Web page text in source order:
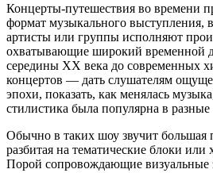
Концерты-путешествия во времени
формат музыкального выступления,
артисты или группы исполняют
охватывающие широкий временной
середины XX века до современных
концертов — дать слушателям
эпохи, показать, как менялась
стилистика была популярна в
Обычно в таких шоу звучит большая
разбитая на тематические блоки или
Порой сопровождающие